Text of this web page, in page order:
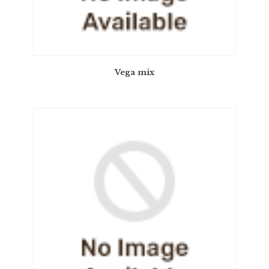
Vega mix